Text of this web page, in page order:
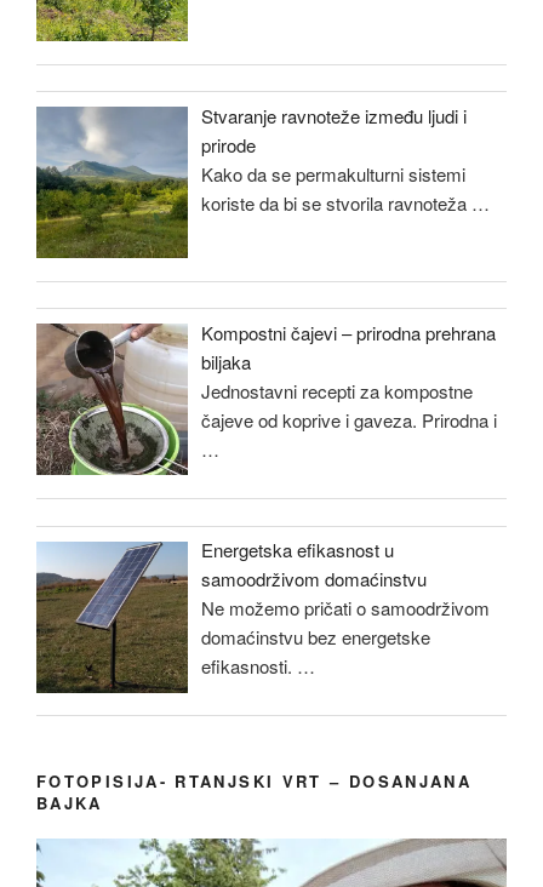
Stvaranje ravnoteže između ljudi i
prirode
Kako da se permakulturni sistemi
koriste da bi se stvorila ravnoteža …
Kompostni čajevi – prirodna prehrana
biljaka
Jednostavni recepti za kompostne
čajeve od koprive i gaveza. Prirodna i
…
Energetska efikasnost u
samoodrživom domaćinstvu
Ne možemo pričati o samoodrživom
domaćinstvu bez energetske
efikasnosti. …
FOTOPISIJA- RTANJSKI VRT – DOSANJANA
BAJKA